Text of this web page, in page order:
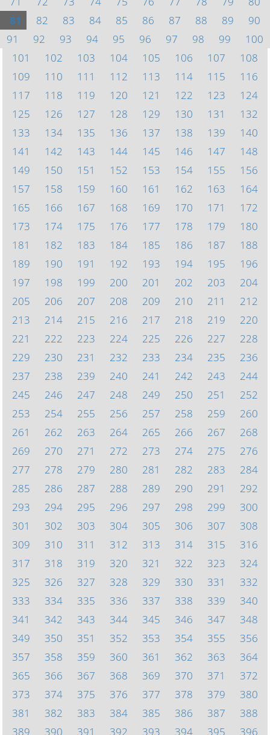
81
82 83 84 85 86 87 88 89
90
91
92 93 94 95 96 97 98 99
100
101
102 103 104 105 106 107
108
109
110 111 112 113 114 115
116
117
118 119 120 121 122 123
124
125
126 127 128 129 130 131
132
133
134 135 136 137 138 139
140
141
142 143 144 145 146 147
148
149
150 151 152 153 154 155
156
157
158 159 160 161 162 163
164
165
166 167 168 169 170 171
172
173
174 175 176 177 178 179
180
181
182 183 184 185 186 187
188
189
190 191 192 193 194 195
196
197
198 199 200 201 202 203
204
205
206 207 208 209 210 211
212
213
214 215 216 217 218 219
220
221
222 223 224 225 226 227
228
229
230 231 232 233 234 235
236
237
238 239 240 241 242 243
244
245
246 247 248 249 250 251
252
253
254 255 256 257 258 259
260
261
262 263 264 265 266 267
268
269
270 271 272 273 274 275
276
277
278 279 280 281 282 283
284
285
286 287 288 289 290 291
292
293
294 295 296 297 298 299
300
301
302 303 304 305 306 307
308
309
310 311 312 313 314 315
316
317
318 319 320 321 322 323
324
325
326 327 328 329 330 331
332
333
334 335 336 337 338 339
340
341
342 343 344 345 346 347
348
349
350 351 352 353 354 355
356
357
358 359 360 361 362 363
364
365
366 367 368 369 370 371
372
373
374 375 376 377 378 379
380
381
382 383 384 385 386 387
388
389
390 391 392 393 394 395 396